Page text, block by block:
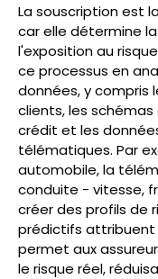
La souscription est
car elle détermine
l'exposition au
ce processus en
données, y compris
clients, les
crédit et les
télématiques. Par
automobile, la
conduite - vitesse,
créer des profils de
prédictifs attribuent
permet aux
le risque réel,